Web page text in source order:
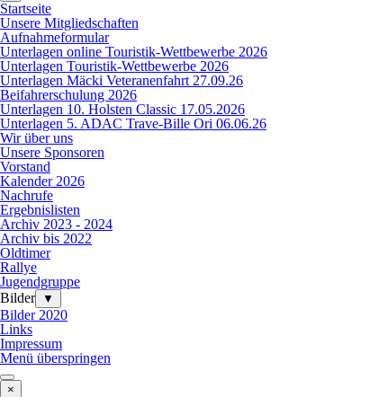
Startseite
Unsere Mitgliedschaften
Aufnahmeformular
Unterlagen online Touristik-Wettbewerbe 2026
Unterlagen Touristik-Wettbewerbe 2026
Unterlagen Mäcki Veteranenfahrt 27.09.26
Beifahrerschulung 2026
Unterlagen 10. Holsten Classic 17.05.2026
Unterlagen 5. ADAC Trave-Bille Ori 06.06.26
Wir über uns
Unsere Sponsoren
Vorstand
Kalender 2026
Nachrufe
Ergebnislisten
Archiv 2023 - 2024
Archiv bis 2022
Oldtimer
Rallye
Jugendgruppe
Bilder
▼
Bilder 2020
Links
Impressum
Menü überspringen
×